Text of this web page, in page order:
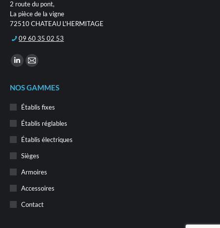
2 route du pont,
La pièce de la vigne
72510 CHATEAU L'HERMITAGE
09 60 35 02 53
Trouvez nous sur :
La
LinkedIn
s'ouvre
nouvelle
fenêtre
La
E-
mail
une
nouvelle
fenêtre
NOS GAMMES
Établis fixes
Établis réglables
Établis électriques
Sièges
Armoires
Accessoires
Contact